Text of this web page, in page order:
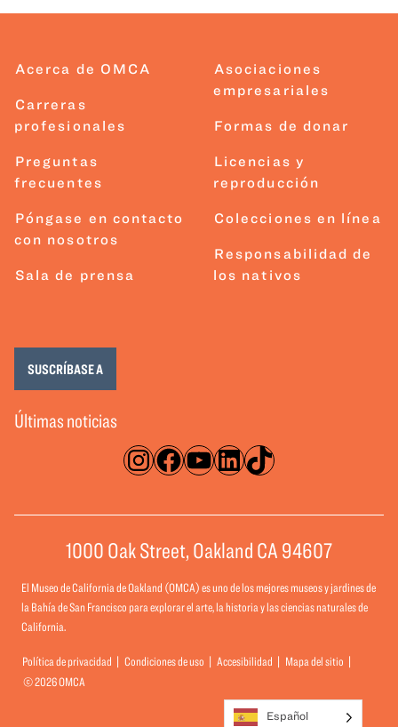
Acerca de OMCA
Carreras
profesionales
Preguntas
frecuentes
Póngase en contacto
con nosotros
Sala de prensa
Asociaciones
empresariales
Formas de donar
Licencias y
reproducción
Colecciones en línea
Responsabilidad de
los nativos
Instagram
Facebook
YouTube
LinkedIn
TikTok
Últimas noticias
SUSCRÍBASE A
1000 Oak Street, Oakland CA 94607
El Museo de California de Oakland (OMCA) es uno de los mejores museos y jardines de
la Bahía de San Francisco para explorar el arte, la historia y las ciencias naturales de
California.
Política de privacidad Condiciones de uso Accesibilidad
Mapa del sitio
© 2026 OMCA
Español